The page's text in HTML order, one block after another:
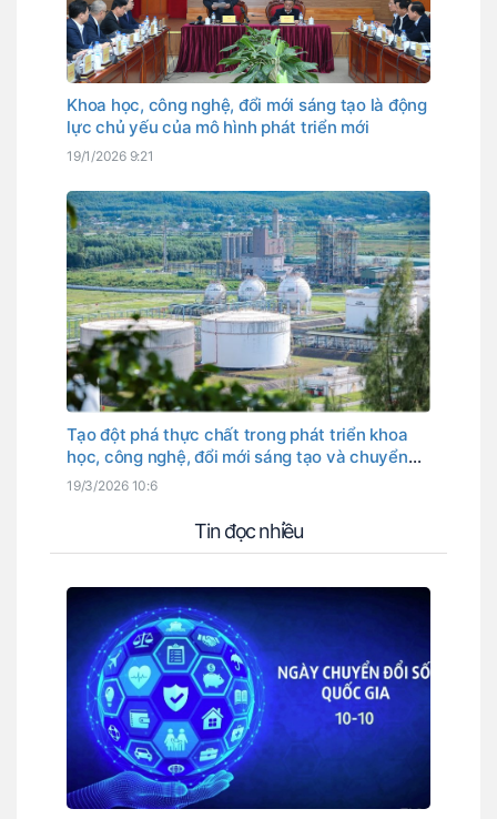
Khoa học, công nghệ, đổi mới sáng tạo là động
lực chủ yếu của mô hình phát triển mới
19/1/2026 9:21
Tạo đột phá thực chất trong phát triển khoa
học, công nghệ, đổi mới sáng tạo và chuyển
đổi số
19/3/2026 10:6
Tin đọc nhiều